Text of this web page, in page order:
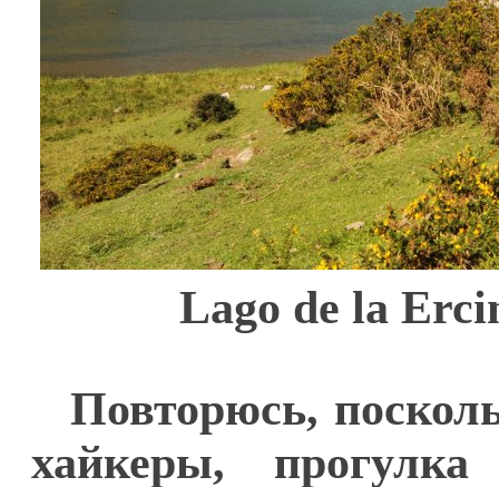
Lago de la
Повторюсь,
хайкеры,